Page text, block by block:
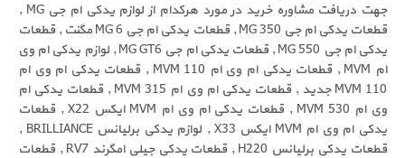
جهت دریافت مشاوره خرید در مورد هرکدام از لوازم یدکی ام جی MG ,
قطعات یدکی ام جی MG 350 , قطعات یدکی ام جی MG 6 مگنت , قطعات
یدکی ام جی MG 550 , قطعات یدکی ام جی MG GT6 , لوازم یدکی ام وی
ام MVM , قطعات یدکی ام وی ام MVM 110 , قطعات یدکی ام وی ام
MVM 110 جدید , قطعات یدکی ام وی ام MVM 315 , قطعات یدکی ام
وی ام MVM 530 , قطعات یدکی ام وی ام MVM ایکس X22 , قطعات
یدکی ام وی ام MVM ایکس X33 , لوازم یدکی برلیانس BRILLIANCE ,
قطعات یدکی برلیانس H220 , قطعات یدکی جیلی امگرند RV7 , قطعات